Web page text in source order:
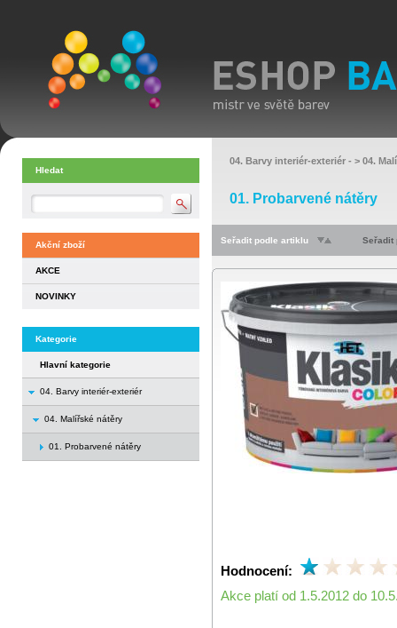
Hledat
Akční zboží
AKCE
NOVINKY
Kategorie
Hlavní kategorie
04. Barvy interiér-exteriér
04. Malířské nátěry
01. Probarvené nátěry
04. Barvy interiér-exteriér - > 04.
01. Probarvené nátěry
Seřadit podle artiklu Seřadit
Hodnocení:
Akce platí od 1.5.2012 do